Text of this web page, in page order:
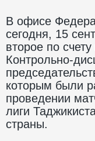
В офисе
сегодня, 15
второе по
Контрольно-
которым были
проведении
лиги
страны.